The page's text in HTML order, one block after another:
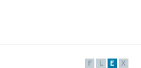
F L E X